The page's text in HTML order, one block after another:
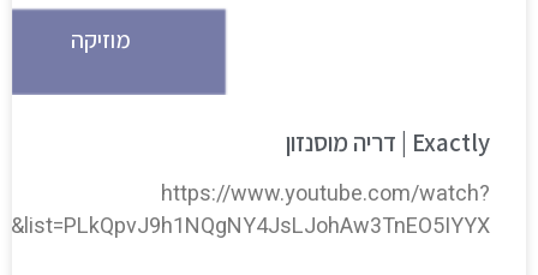
מוזיקה
Exactly | דריה מוסנזון
https://www.youtube.com/watch?